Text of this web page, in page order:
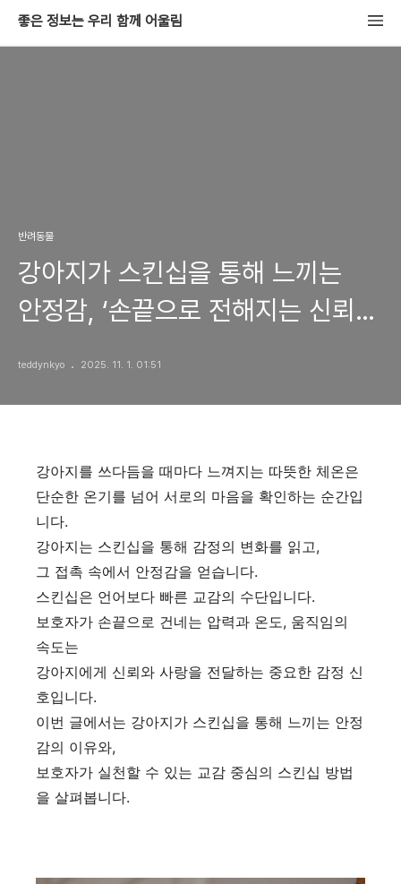
좋은 정보는 우리 함께 어울림
반려동물
강아지가 스킨십을 통해 느끼는
안정감, ‘손끝으로 전해지는 신뢰의
teddynkyo 2025. 11. 1. 01:51
강아지를 쓰다듬을 때마다 느껴지는 따뜻한 체온은
단순한 온기를 넘어 서로의 마음을 확인하는 순간입
니다.
강아지는 스킨십을 통해 감정의 변화를 읽고,
그 접촉 속에서 안정감을 얻습니다.
스킨십은 언어보다 빠른 교감의 수단입니다.
보호자가 손끝으로 건네는 압력과 온도, 움직임의
속도는
강아지에게 신뢰와 사랑을 전달하는 중요한 감정 신
호입니다.
이번 글에서는 강아지가 스킨십을 통해 느끼는 안정
감의 이유와,
보호자가 실천할 수 있는 교감 중심의 스킨십 방법
을 살펴봅니다.